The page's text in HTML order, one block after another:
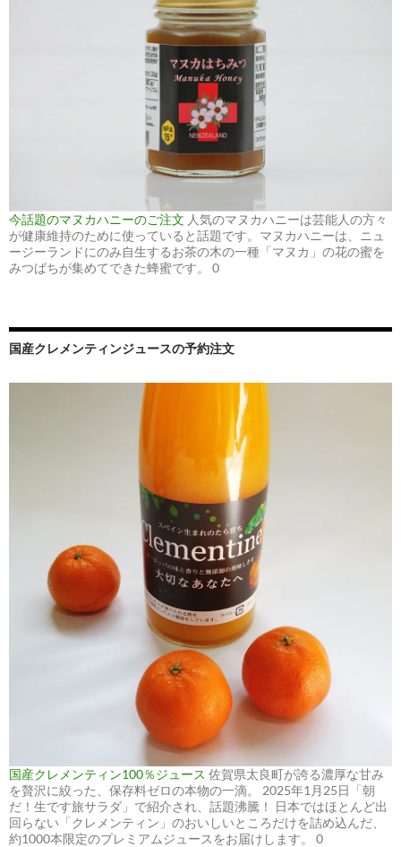
今話題のマヌカハニーのご注文 人気のマヌカハニーは芸能人の方々
が健康維持のために使っていると話題です。マヌカハニーは、ニュ
ージーランドにのみ自生するお茶の木の一種「マヌカ」の花の蜜を
みつばちが集めてできた蜂蜜です。 0
国産クレメンティンジュースの予約注文
国産クレメンティン100％ジュース 佐賀県太良町が誇る濃厚な甘み
を贅沢に絞った、保存料ゼロの本物の一滴。 2025年1月25日「朝
だ！生です旅サラダ」で紹介され、話題沸騰！ 日本ではほとんど出
回らない「クレメンティン」のおいしいところだけを詰め込んだ、
約1000本限定のプレミアムジュースをお届けします。 0